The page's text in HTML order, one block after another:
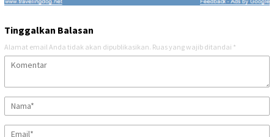
Tinggalkan Balasan
Alamat email Anda tidak akan dipublikasikan. Ruas yang wajib ditandai *